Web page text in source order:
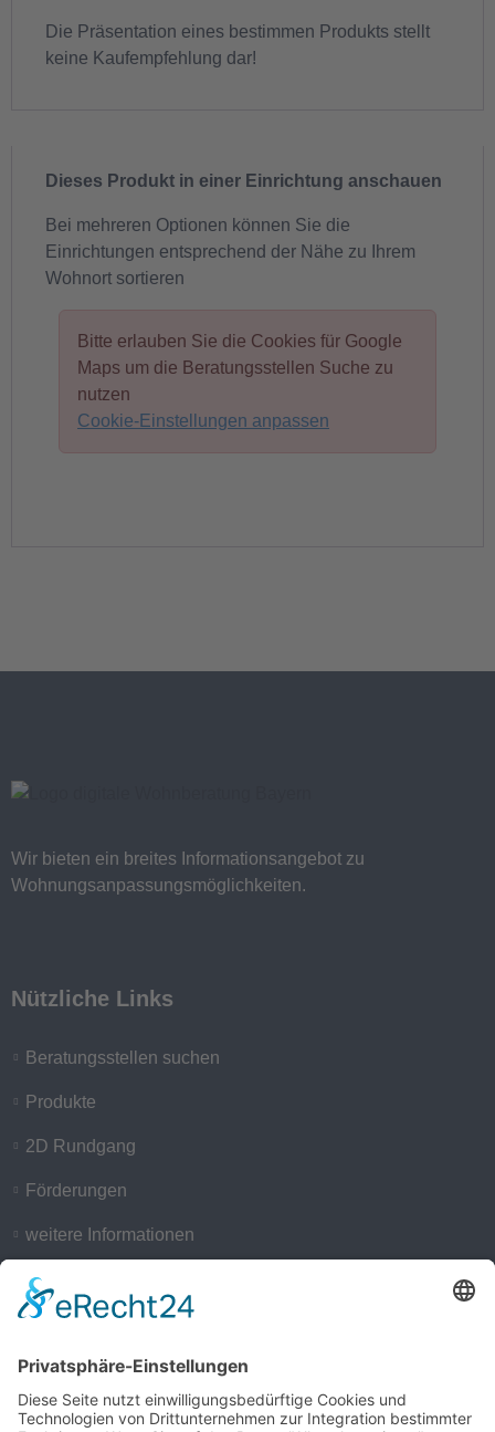
Die Präsentation eines bestimmen Produkts stellt
keine Kaufempfehlung dar!
Dieses Produkt in einer Einrichtung anschauen
Bei mehreren Optionen können Sie die
Einrichtungen entsprechend der Nähe zu Ihrem
Wohnort sortieren
Bitte erlauben Sie die Cookies für Google
Maps um die Beratungsstellen Suche zu
nutzen
Cookie-Einstellungen anpassen
Wir bieten ein breites Informationsangebot zu
Wohnungsanpassungsmöglichkeiten.
Nützliche Links
Beratungsstellen suchen
Produkte
2D Rundgang
Förderungen
weitere Informationen